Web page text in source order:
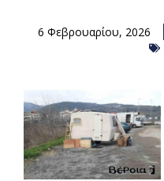
6 Φεβρουαρίου, 2026